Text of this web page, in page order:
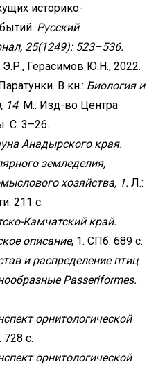
историко-
Русский
25(1249): 523–536.
Герасимов Ю.Н., 2022.
В кн.: Биология и
14. М.: Изд-во Центра
С. 3–26.
Анадырского края.
земледелия,
хозяйства, 1. Л.:
211 с.
Камчатский край.
описание, 1. СПб. 689 с.
и распределение птиц
Passeriformes.
орнитологической
728 с.
орнитологической